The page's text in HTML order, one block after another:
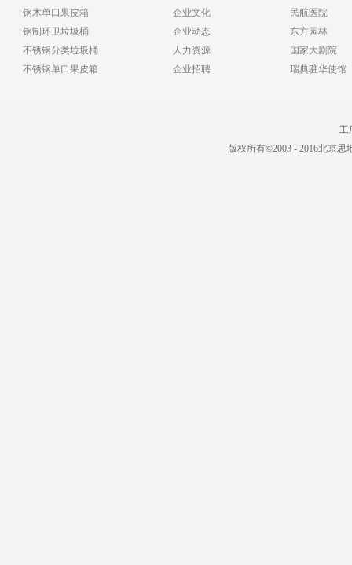
钢木单口果皮箱
钢制环卫垃圾桶
不锈钢分类垃圾桶
不锈钢单口果皮箱
企业文化
企业动态
人力资源
企业招聘
民航医院
东方园林
国家大剧院
瑞典驻华使馆
工
版权所有©2003 - 2016北京